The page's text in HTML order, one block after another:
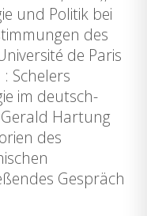
und Politik bei
des
de Paris
Schelers
im deutsch-
Hartung
des
Gespräch